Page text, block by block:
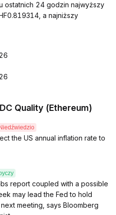
ostatnich 24 godzin najwyższy
a najniższy
Quality (Ethereum)
Niedźwiedzio
the US annual inflation rate to
report coupled with a possible
may lead the Fed to hold
meeting, says Bloomberg